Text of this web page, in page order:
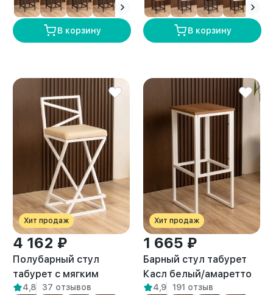
В корзину В корзину
Хит продаж
4 162 ₽
Полубарный стул
табурет с мягким
сиденьем Тахо белый/
4,8 37 отзывов
Хит продаж
1 665 ₽
Барный стул табурет
Касл белый/амаретто
4,9 191 отзыв